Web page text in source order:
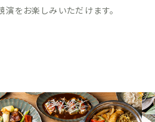
をお楽しみいただけます。